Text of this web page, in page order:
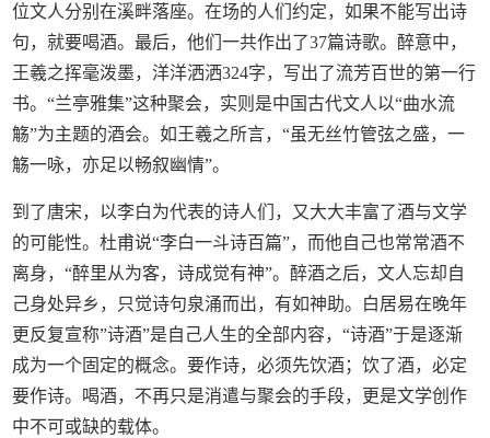
位文人分别在溪畔落座。在场的人们约定，如果不能写出诗
句，就要喝酒。最后，他们一共作出了37篇诗歌。醉意中，
王羲之挥毫泼墨，洋洋洒洒324字，写出了流芳百世的第一行
书。“兰亭雅集”这种聚会，实则是中国古代文人以“曲水流
觞”为主题的酒会。如王羲之所言，“虽无丝竹管弦之盛，一
觞一咏，亦足以畅叙幽情”。
到了唐宋，以李白为代表的诗人们，又大大丰富了酒与文学
的可能性。杜甫说“李白一斗诗百篇”，而他自己也常常酒不
离身，“醉里从为客，诗成觉有神”。醉酒之后，文人忘却自
己身处异乡，只觉诗句泉涌而出，有如神助。白居易在晚年
更反复宣称”诗酒”是自己人生的全部内容，“诗酒”于是逐渐
成为一个固定的概念。要作诗，必须先饮酒；饮了酒，必定
要作诗。喝酒，不再只是消遣与聚会的手段，更是文学创作
中不可或缺的载体。